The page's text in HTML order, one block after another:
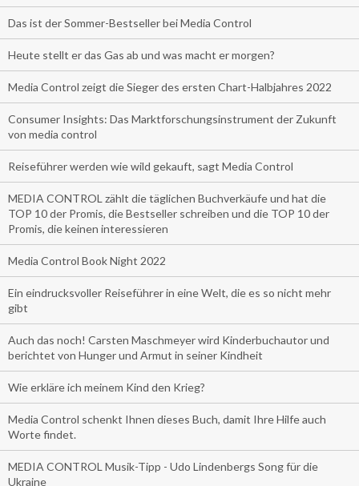
Das ist der Sommer-Bestseller bei Media Control
Heute stellt er das Gas ab und was macht er morgen?
Media Control zeigt die Sieger des ersten Chart-Halbjahres 2022
Consumer Insights: Das Marktforschungsinstrument der Zukunft
von media control
Reiseführer werden wie wild gekauft, sagt Media Control
MEDIA CONTROL zählt die täglichen Buchverkäufe und hat die
TOP 10 der Promis, die Bestseller schreiben und die TOP 10 der
Promis, die keinen interessieren
Media Control Book Night 2022
Ein eindrucksvoller Reiseführer in eine Welt, die es so nicht mehr
gibt
Auch das noch! Carsten Maschmeyer wird Kinderbuchautor und
berichtet von Hunger und Armut in seiner Kindheit
Wie erkläre ich meinem Kind den Krieg?
Media Control schenkt Ihnen dieses Buch, damit Ihre Hilfe auch
Worte findet.
MEDIA CONTROL Musik-Tipp - Udo Lindenbergs Song für die
Ukraine